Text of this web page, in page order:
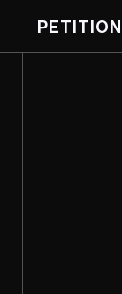
PETITION